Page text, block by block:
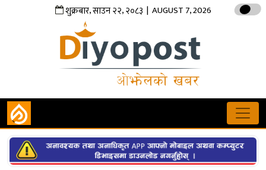
शुक्रबार,साउन२२,२०८३ | AUGUST 7, 2026